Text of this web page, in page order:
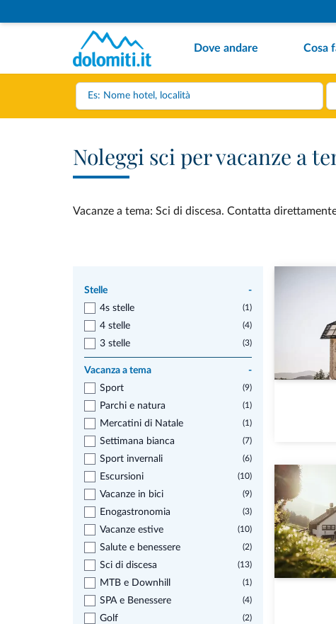
Dove andare Cosa
Noleggi sci per vacanze a
Vacanze a tema: Sci di discesa. Contatta
Stelle
-
4s stelle
(1)
4 stelle (4)
3 stelle (3)
Vacanza a tema
-
Sport
(9)
Parchi e natura (1)
Mercatini di Natale (1)
Settimana bianca (7)
Sport invernali (6)
Escursioni (10)
Vacanze in bici (9)
Enogastronomia (3)
Vacanze estive (10)
Salute e benessere (2)
Sci di discesa (13)
MTB e Downhill (1)
SPA e Benessere (4)
Golf (2)